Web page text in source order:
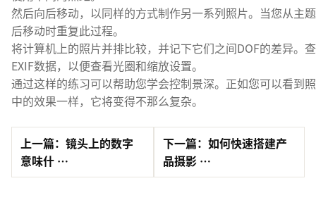
然后向后移动，以同样的方式制作另一系列照片。当您从主
后移动时重复此过程。
将计算机上的照片并排比较，并记下它们之间DOF的差异。
EXIF数据，以便查看光圈和缩放设置。
通过这样的练习可以帮助您学会控制景深。正如您可以看到
中的效果一样，它将变得不那么复杂。
上一篇：镜头上的数字
意味什 …
下一篇：如何快速搭建产
品摄影 …